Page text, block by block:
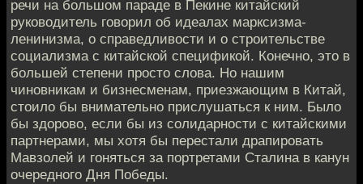
речи на большом параде в Пекине китайский
руководитель говорил об идеалах марксизма-
ленинизма, о справедливости и о строительстве
социализма с китайской спецификой. Конечно, это в
большей степени просто слова. Но нашим
чиновникам и бизнесменам, приезжающим в Китай,
стоило бы внимательно прислушаться к ним. Было
бы здорово, если бы из солидарности с китайскими
партнерами, мы хотя бы перестали драпировать
Мавзолей и гоняться за портретами Сталина в канун
очередного Дня Победы.